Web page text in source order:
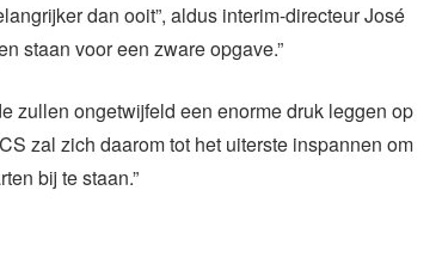
dan ooit”, aldus interim-directeur José
staan voor een zware opgave.”
zullen ongetwijfeld een enorme druk leggen op
zal zich daarom tot het uiterste inspannen om
bij te staan.”